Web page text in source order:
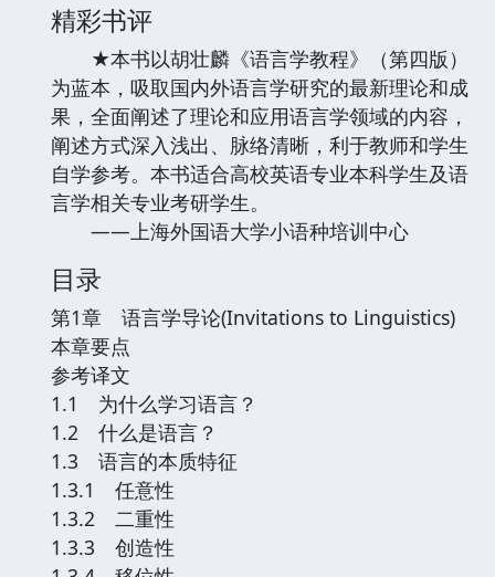
精彩书评
★本书以胡壮麟《语言学教程》（第四版）
为蓝本，吸取国内外语言学研究的最新理论和成
果，全面阐述了理论和应用语言学领域的内容，
阐述方式深入浅出、脉络清晰，利于教师和学生
自学参考。本书适合高校英语专业本科学生及语
言学相关专业考研学生。
——上海外国语大学小语种培训中心
目录
第1章 语言学导论(Invitations to Linguistics)
本章要点
参考译文
1.1 为什么学习语言？
1.2 什么是语言？
1.3 语言的本质特征
1.3.1 任意性
1.3.2 二重性
1.3.3 创造性